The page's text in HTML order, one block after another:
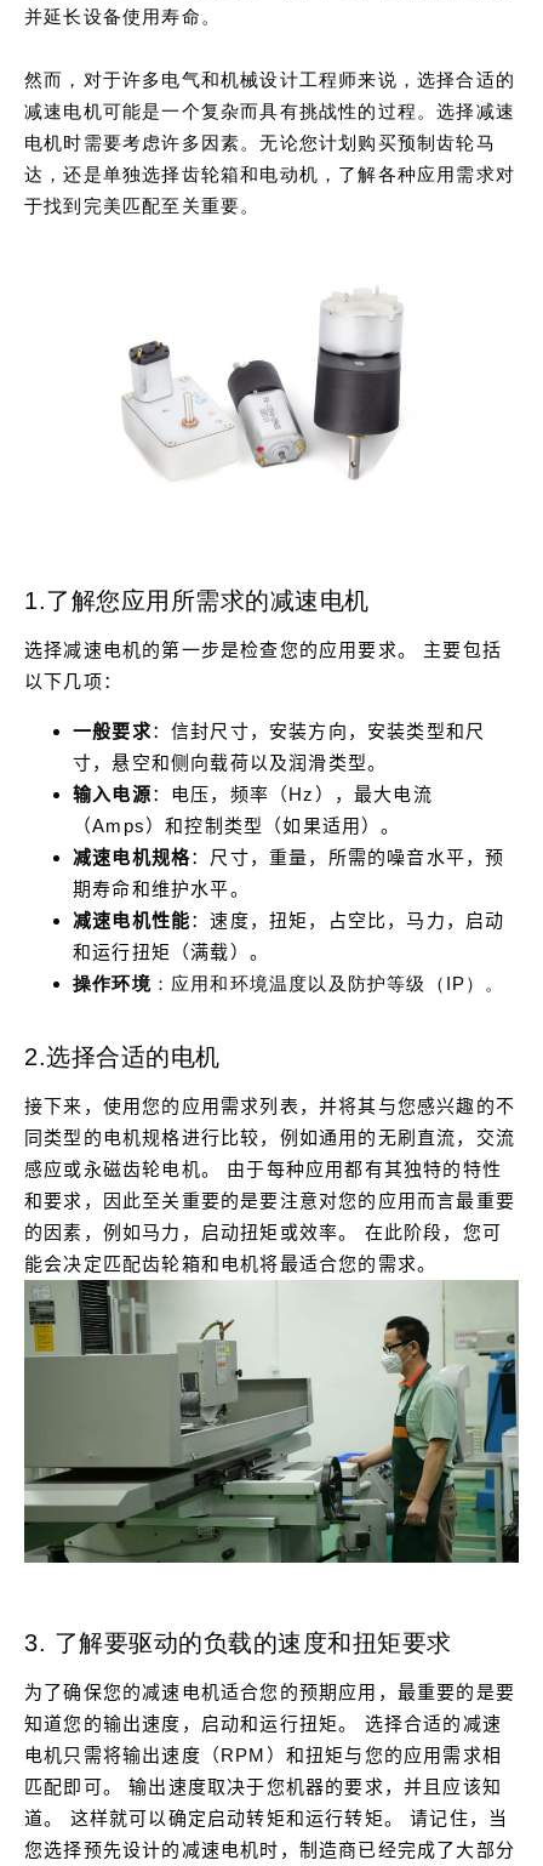
并延长设备使用寿命。
然而，对于许多电气和机械设计工程师来说，选择合适的
减速电机可能是一个复杂而具有挑战性的过程。选择减速
电机时需要考虑许多因素。无论您计划购买预制齿轮马
达，还是单独选择齿轮箱和电动机，了解各种应用需求对
于找到完美匹配至关重要。
1.了解您应用所需求的减速电机
选择减速电机的第一步是检查您的应用要求。
主要包括
以下几项：
一般要求：信封尺寸，安装方向，安装类型和尺
寸，悬空和侧向载荷以及润滑类型。
输入电源：电压，频率（Hz），最大电流
（Amps）和控制类型（如果适用）。
减速电机规格：尺寸，重量，所需的噪音水平，预
期寿命和维护水平。
减速电机性能：速度，扭矩，占空比，马力，启动
和运行扭矩（满载）。
操作环境：应用和环境温度以及防护等级（IP）。
2.选择合适的电机
接下来，使用您的应用需求列表，并将其与您感兴趣的不
同类型的电机规格进行比较，例如通用的无刷直流，交流
感应或永磁齿轮电机。
由于每种应用都有其独特的特性
和要求，因此至关重要的是要注意对您的应用而言最重要
的因素，例如马力，启动扭矩或效率。
在此阶段，您可
能会决定匹配齿轮箱和电机将最适合您的需求。
3. 了解要驱动的负载的速度和扭矩要求
为了确保您的减速电机适合您的预期应用，最重要的是要
知道您的输出速度，启动和运行扭矩。
选择合适的减速
电机只需将输出速度（RPM）和扭矩与您的应用需求相
匹配即可。
输出速度取决于您机器的要求，并且应该知
道。
这样就可以确定启动转矩和运行转矩。
请记住，当
您选择预先设计的减速电机时，制造商已经完成了大部分